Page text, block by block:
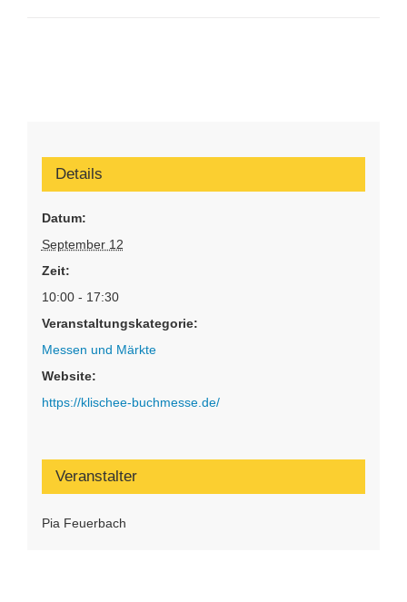
Details
Datum:
September 12
Zeit:
10:00 - 17:30
Veranstaltungskategorie:
Messen und Märkte
Website:
https://klischee-buchmesse.de/
Veranstalter
Pia Feuerbach